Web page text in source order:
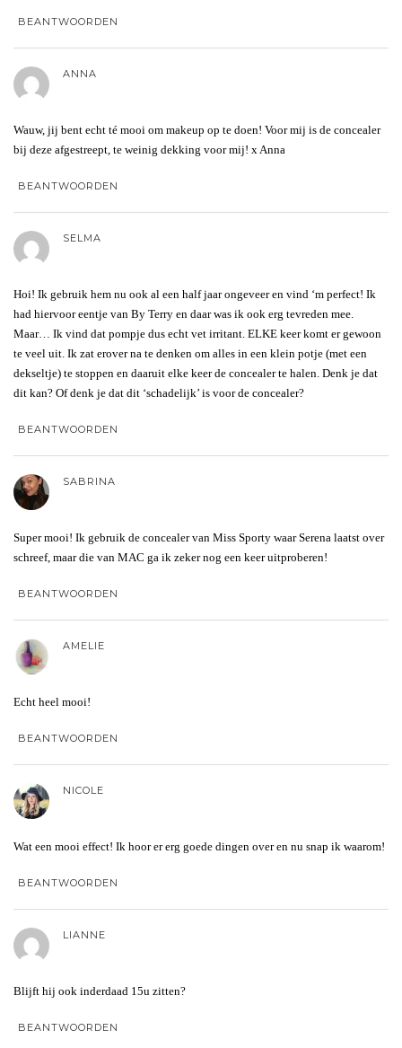
BEANTWOORDEN
ANNA
Wauw, jij bent echt té mooi om makeup op te doen! Voor mij is de concealer
bij deze afgestreept, te weinig dekking voor mij! x Anna
BEANTWOORDEN
SELMA
Hoi! Ik gebruik hem nu ook al een half jaar ongeveer en vind ‘m perfect! Ik
had hiervoor eentje van By Terry en daar was ik ook erg tevreden mee.
Maar… Ik vind dat pompje dus echt vet irritant. ELKE keer komt er gewoon
te veel uit. Ik zat erover na te denken om alles in een klein potje (met een
dekseltje) te stoppen en daaruit elke keer de concealer te halen. Denk je dat
dit kan? Of denk je dat dit ‘schadelijk’ is voor de concealer?
BEANTWOORDEN
SABRINA
Super mooi! Ik gebruik de concealer van Miss Sporty waar Serena laatst over
schreef, maar die van MAC ga ik zeker nog een keer uitproberen!
BEANTWOORDEN
AMELIE
Echt heel mooi!
BEANTWOORDEN
NICOLE
Wat een mooi effect! Ik hoor er erg goede dingen over en nu snap ik waarom!
BEANTWOORDEN
LIANNE
Blijft hij ook inderdaad 15u zitten?
BEANTWOORDEN